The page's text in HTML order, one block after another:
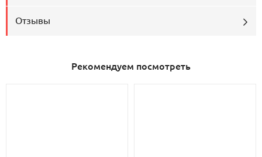
Отзывы
Рекомендуем посмотреть